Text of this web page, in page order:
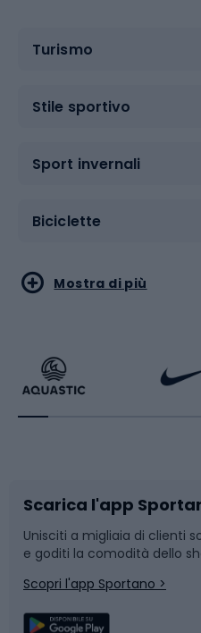
Turismo
Stile sportivo
Sport invernali
Biciclette
Sport acquatici
Bikepacking
Bushcraft
Corsa
Sport di squadra
Sport di arti marziali
Sport con le racchette
Slitte e slittini
Snowboard
Camminata nordica
Mostra di più
Scarica l'app
Unisciti a migliaia di clienti
e goditi la comodità dello
Scopri l'app Sportano >